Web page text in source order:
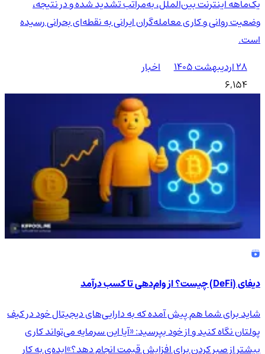
یک‌ماهه اینترنت بین‌الملل، به‌مراتب تشدید شده و در نتیجه،
وضعیت روانی و کاری معامله‌گران ایرانی به نقطه‌ای بحرانی رسیده
است.
۲۸ اردیبهشت ۱۴۰۵
اخبار
6,154
دیفای (DeFi) چیست؟ از وام‌دهی تا کسب درآمد
شاید برای شما هم پیش آمده که به دارایی‌های دیجیتال خود در کیف
پولتان نگاه کنید و از خود بپرسید: «آیا این سرمایه می‌تواند کاری
بیشتر از صبر کردن برای افزایش قیمت انجام دهد؟»ایده‌ی به کار